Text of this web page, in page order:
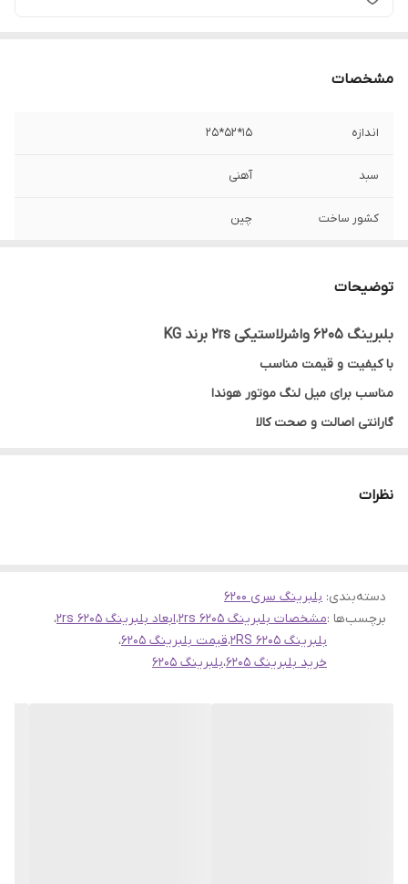
مشخصات
اندازه 15*52*25
سبد آهنی
کشور ساخت چین
توضیحات
بلبرینگ 6205 واشرلاستیکی 2rs برند KG
با کیفیت و قیمت مناسب
مناسب برای میل لنگ موتور هوندا
گارانتی اصالت و صحت کالا
نظرات
دسته‌بندی: بلبرینگ سری 6200
برچسب‌ها :مشخصات بلبرینگ 6205 2rs ،ابعاد بلبرینگ 6205 2rs
،
بلبرینگ 6205 2RS
،قیمت بلبرینگ 6205
،
خرید بلبرینگ 6205
،بلبرینگ 6205